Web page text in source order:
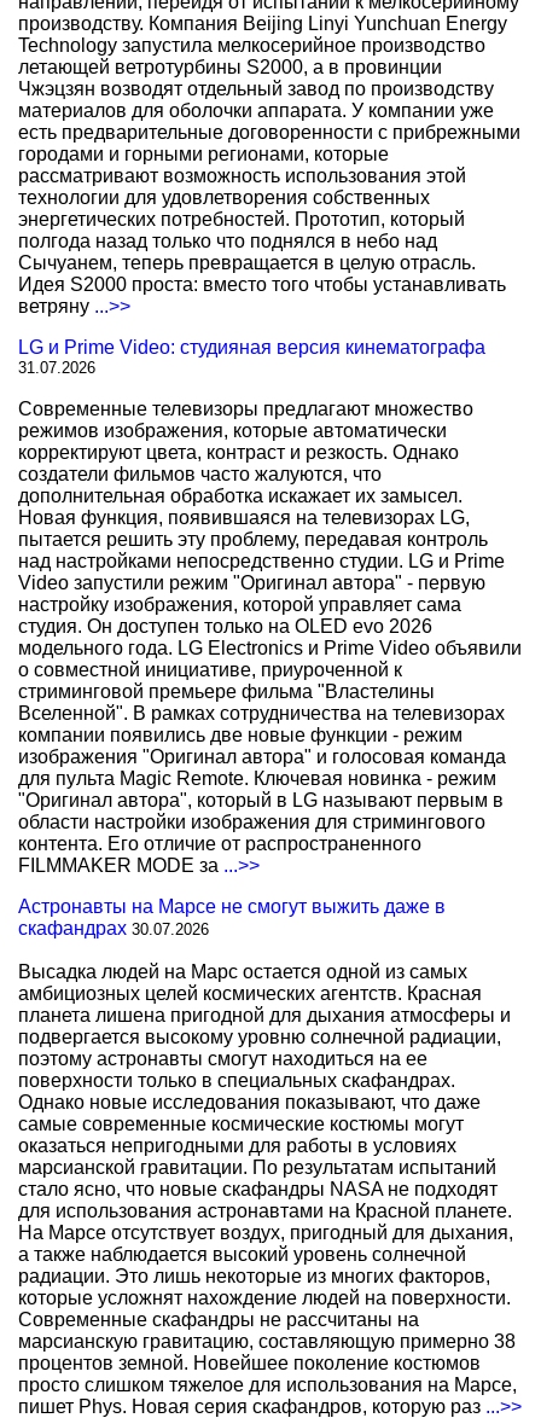
производству. Компания Beijing Linyi Yunchuan Energy
Technology запустила мелкосерийное производство
летающей ветротурбины S2000, а в провинции
Чжэцзян возводят отдельный завод по производству
материалов для оболочки аппарата. У компании уже
есть предварительные договоренности с прибрежными
городами и горными регионами, которые
рассматривают возможность использования этой
технологии для удовлетворения собственных
энергетических потребностей. Прототип, который
полгода назад только что поднялся в небо над
Сычуанем, теперь превращается в целую отрасль.
Идея S2000 проста: вместо того чтобы устанавливать
ветряну ...>>
LG и Prime Video: студияная версия кинематографа
31.07.2026
Современные телевизоры предлагают множество
режимов изображения, которые автоматически
корректируют цвета, контраст и резкость. Однако
создатели фильмов часто жалуются, что
дополнительная обработка искажает их замысел.
Новая функция, появившаяся на телевизорах LG,
пытается решить эту проблему, передавая контроль
над настройками непосредственно студии. LG и Prime
Video запустили режим "Оригинал автора" - первую
настройку изображения, которой управляет сама
студия. Он доступен только на OLED evo 2026
модельного года. LG Electronics и Prime Video объявили
о совместной инициативе, приуроченной к
стриминговой премьере фильма "Властелины
Вселенной". В рамках сотрудничества на телевизорах
компании появились две новые функции - режим
изображения "Оригинал автора" и голосовая команда
для пульта Magic Remote. Ключевая новинка - режим
"Оригинал автора", который в LG называют первым в
области настройки изображения для стримингового
контента. Его отличие от распространенного
FILMMAKER MODE за ...>>
Астронавты на Марсе не смогут выжить даже в
скафандрах 30.07.2026
Высадка людей на Марс остается одной из самых
амбициозных целей космических агентств. Красная
планета лишена пригодной для дыхания атмосферы и
подвергается высокому уровню солнечной радиации,
поэтому астронавты смогут находиться на ее
поверхности только в специальных скафандрах.
Однако новые исследования показывают, что даже
самые современные космические костюмы могут
оказаться непригодными для работы в условиях
марсианской гравитации. По результатам испытаний
стало ясно, что новые скафандры NASA не подходят
для использования астронавтами на Красной планете.
На Марсе отсутствует воздух, пригодный для дыхания,
а также наблюдается высокий уровень солнечной
радиации. Это лишь некоторые из многих факторов,
которые усложнят нахождение людей на поверхности.
Современные скафандры не рассчитаны на
марсианскую гравитацию, составляющую примерно 38
процентов земной. Новейшее поколение костюмов
просто слишком тяжелое для использования на Марсе,
пишет Phys. Новая серия скафандров, которую раз ...>>